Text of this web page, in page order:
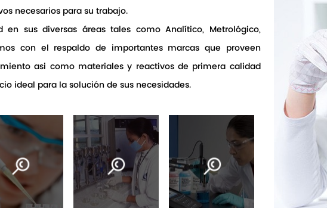
necesarios para su trabajo.
en sus diversas áreas tales como Analítico, Metrológico,
con el respaldo de importantes marcas que proveen
asi como materiales y reactivos de primera calidad
ideal para la solución de sus necesidades.